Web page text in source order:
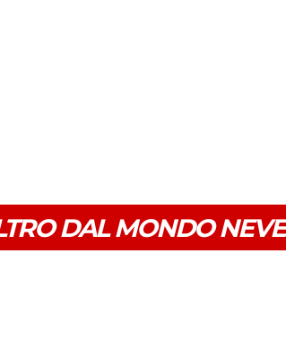
DAL MONDO NEVE